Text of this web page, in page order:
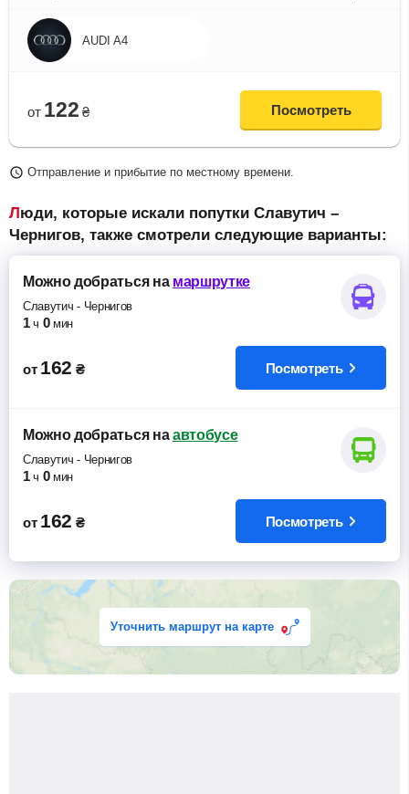
AUDI A4
от 122 ₴ Посмотреть
Отправление и прибытие по местному времени.
Люди, которые искали попутки Славутич –
Чернигов, также смотрели следующие варианты:
Можно добратьсяна маршрутке
Славутич - Чернигов
1 ч 0 мин
от 162 ₴ Посмотреть
Можно добратьсяна автобусе
Славутич - Чернигов
1 ч 0 мин
от 162 ₴ Посмотреть
Уточнить маршрут на карте